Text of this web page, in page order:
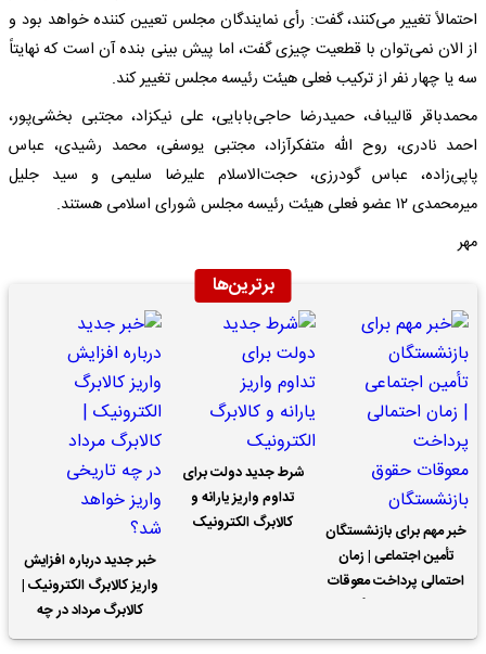
احتمالاً تغییر می‌کنند، گفت: رأی نمایندگان مجلس تعیین کننده خواهد بود و
از الان نمی‌توان با قطعیت چیزی گفت، اما پیش بینی بنده آن است که نهایتاً
سه یا چهار نفر از ترکیب فعلی هیئت رئیسه مجلس تغییر کند.
محمدباقر قالیباف، حمیدرضا حاجی‌بابایی، علی نیکزاد، مجتبی بخشی‌پور،
احمد نادری، روح الله متفکرآزاد، مجتبی یوسفی، محمد رشیدی، عباس
پاپی‌زاده، عباس گودرزی، حجت‌الاسلام علیرضا سلیمی و سید جلیل
میرمحمدی ۱۲ عضو فعلی هیئت رئیسه مجلس شورای اسلامی هستند.
مهر
برترین‌ها
خبر مهم برای بازنشستگان
تأمین اجتماعی | زمان
احتمالی پرداخت معوقات
شرط جدید دولت برای
تداوم واریز یارانه و
کالابرگ الکترونیک
خبر جدید درباره افزایش
واریز کالابرگ الکترونیک |
کالابرگ مرداد در چه
تاریخی واریز خواهد شد؟